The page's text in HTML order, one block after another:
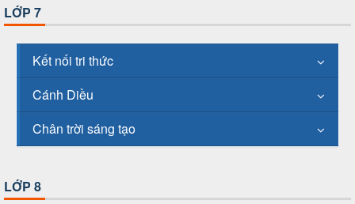
LỚP 7
Kết nối tri thức
Cánh Diều
Chân trời sáng tạo
LỚP 8